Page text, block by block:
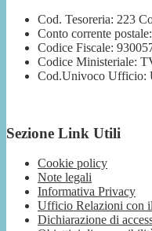
Cod. Tesoreria: 223
Conto corrente
Codice Fiscale:
Codice Ministeriale:
Cod.Univoco Ufficio:
Sezione Link Utili
Cookie policy
Note legali
Informativa Privacy
Ufficio Relazioni con
Dichiarazione di